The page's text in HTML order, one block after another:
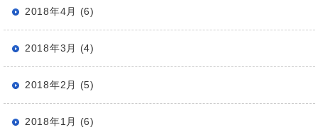
2018年4月 (6)
2018年3月 (4)
2018年2月 (5)
2018年1月 (6)